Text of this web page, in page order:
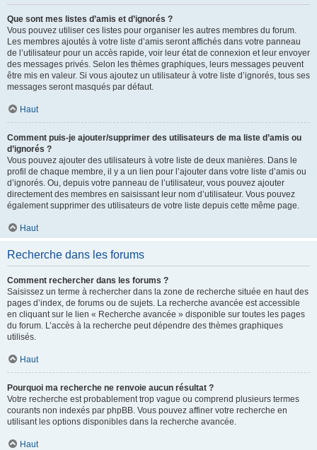
Que sont mes listes d’amis et d’ignorés ?
Vous pouvez utiliser ces listes pour organiser les autres membres du forum.
Les membres ajoutés à votre liste d’amis seront affichés dans votre panneau
de l’utilisateur pour un accès rapide, voir leur état de connexion et leur envoyer
des messages privés. Selon les thèmes graphiques, leurs messages peuvent
être mis en valeur. Si vous ajoutez un utilisateur à votre liste d’ignorés, tous ses
messages seront masqués par défaut.
Haut
Comment puis-je ajouter/supprimer des utilisateurs de ma liste d’amis ou
d’ignorés ?
Vous pouvez ajouter des utilisateurs à votre liste de deux manières. Dans le
profil de chaque membre, il y a un lien pour l’ajouter dans votre liste d’amis ou
d’ignorés. Ou, depuis votre panneau de l’utilisateur, vous pouvez ajouter
directement des membres en saisissant leur nom d’utilisateur. Vous pouvez
également supprimer des utilisateurs de votre liste depuis cette même page.
Haut
Recherche dans les forums
Comment rechercher dans les forums ?
Saisissez un terme à rechercher dans la zone de recherche située en haut des
pages d’index, de forums ou de sujets. La recherche avancée est accessible
en cliquant sur le lien « Recherche avancée » disponible sur toutes les pages
du forum. L’accès à la recherche peut dépendre des thèmes graphiques
utilisés.
Haut
Pourquoi ma recherche ne renvoie aucun résultat ?
Votre recherche est probablement trop vague ou comprend plusieurs termes
courants non indexés par phpBB. Vous pouvez affiner votre recherche en
utilisant les options disponibles dans la recherche avancée.
Haut